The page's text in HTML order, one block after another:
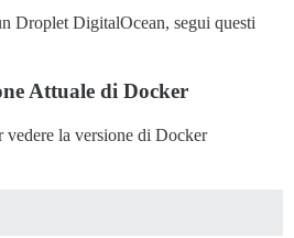
Droplet DigitalOcean, segui questi
Attuale di Docker
vedere la versione di Docker